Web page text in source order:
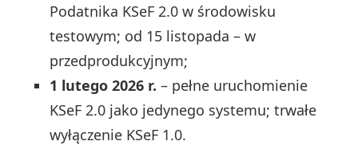
Podatnika KSeF 2.0 w środowisku
testowym; od 15 listopada – w
przedprodukcyjnym;
1 lutego 2026 r. – pełne uruchomienie
KSeF 2.0 jako jedynego systemu; trwałe
wyłączenie KSeF 1.0.